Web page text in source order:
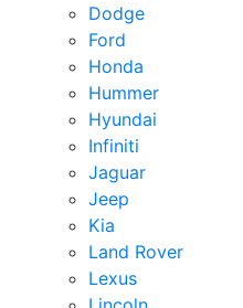
Dodge
Ford
Honda
Hummer
Hyundai
Infiniti
Jaguar
Jeep
Kia
Land Rover
Lexus